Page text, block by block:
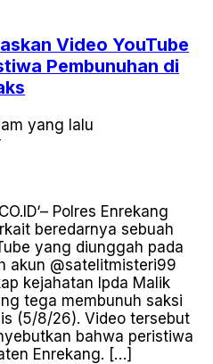
Video YouTube
Pembunuhan di
yang lalu
Polres Enrekang
beredarnya sebuah
yang diunggah pada
akun @satelitmisteri99
kejahatan Ipda Malik
tega membunuh saksi
(5/8/26). Video tersebut
bahwa peristiwa
Enrekang. […]